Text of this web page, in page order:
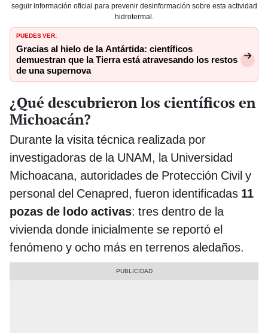
seguir información oficial para prevenir desinformación sobre esta actividad
hidrotermal.
PUEDES VER:
Gracias al hielo de la Antártida: científicos
demuestran que la Tierra está atravesando los restos
de una supernova
¿Qué descubrieron los científicos en
Michoacán?
Durante la visita técnica realizada por
investigadoras de la UNAM, la Universidad
Michoacana, autoridades de Protección Civil y
personal del Cenapred, fueron identificadas 11
pozas de lodo activas: tres dentro de la
vivienda donde inicialmente se reportó el
fenómeno y ocho más en terrenos aledaños.